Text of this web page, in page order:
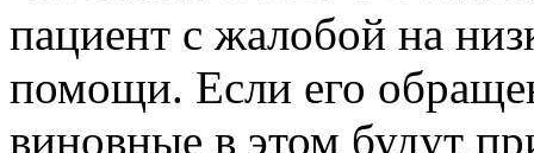
пациент с жалобой на
помощи. Если его
виновные в этом будут